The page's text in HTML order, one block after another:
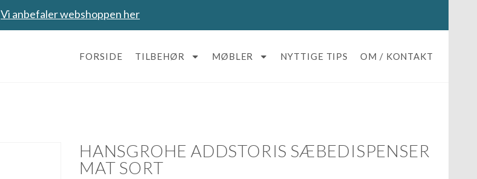
Vi anbefaler webshoppen her
FORSIDE TILBEHØR MØBLER NYTTIGE TIPS OM / KONTAKT
HANSGROHE ADDSTORIS SÆBEDISPENSER
MAT SORT